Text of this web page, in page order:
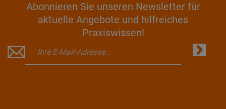
Abonnieren Sie unseren Newsletter für
aktuelle Angebote und hilfreiches
Praxiswissen!